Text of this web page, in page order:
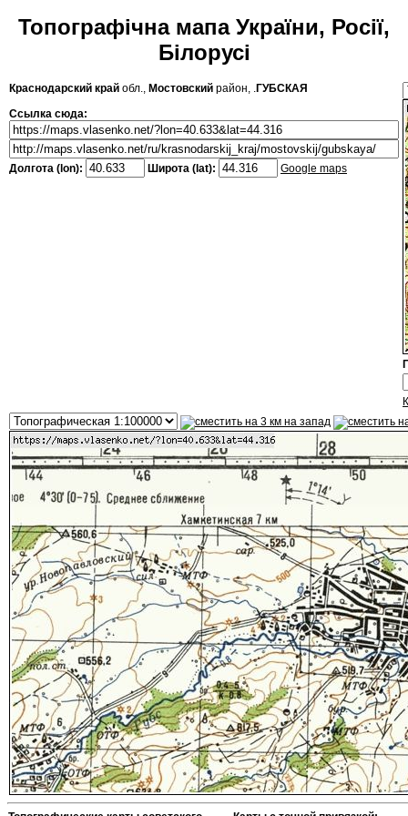
Топографічна мапа України, Росії,
Білорусі
Краснодарский край обл., Мостовский район, .ГУБСКАЯ
Ссылка сюда:
Долгота (lon): Широта (lat): Google maps